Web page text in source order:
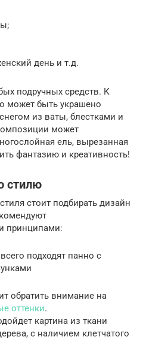
день и т.д.
подручных средств. К
может быть украшено
из ваты, блестками и
может
ель, вырезанная
фантазию и креативность!
стилю
стоит подбирать дизайн
принципами:
подходят панно с
обратить внимание на
оттенки.
картина из ткани
с наличием клетчатого